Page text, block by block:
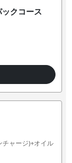
クコース
ャージ)+オイル